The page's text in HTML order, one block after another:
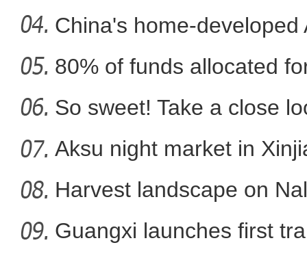
库车市“拯救老屋行动-古
co
China's home-
80% of funds allocated
So sweet! Take a close
Aksu night market in
Harvest landscape on
Guangxi launches first